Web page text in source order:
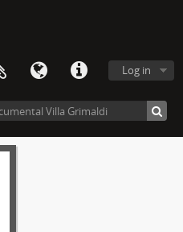
Log in